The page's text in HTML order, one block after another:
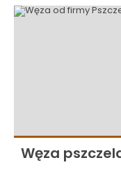
Węza